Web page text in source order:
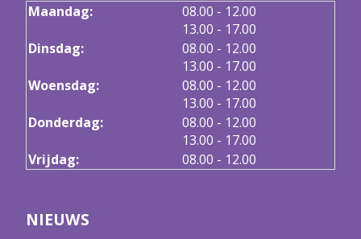
Maandag: 08.00 tot
- 12.00
13.00 tot
- 17.00
Dinsdag:
08.00 tot
- 12.00
13.00 tot
- 17.00
Woensdag:
08.00 tot
- 12.00
13.00 tot
- 17.00
Donderdag:
08.00 tot
- 12.00
13.00 tot
- 17.00
Vrijdag:
08.00 - 12.00
NIEUWS